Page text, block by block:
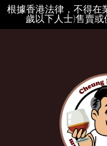
根據香港法律，不得在
歲以下人士)售賣或